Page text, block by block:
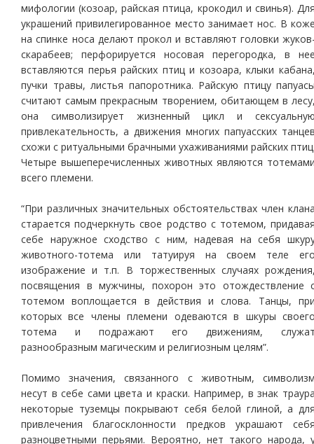
мифологии (козоар, райская птица, крокодил и свинья).
украшений привилегированное место занимает нос. В
на спинке носа делают прокол и вставляют головки
скарабеев; перфорируется носовая перегородка, в
вставляются перья райских птиц и козоара, клыки
пучки травы, листья папоротника. Райскую птицу
считают самым прекрасным творением, обитающем в
она символизирует жизненный цикл и
привлекательность, а движения многих папуасских
схожи с ритуальными брачными ухаживаниями райских
Четыре вышеперечисленных животных являются
всего племени.
“При различных значительных обстоятельствах член
старается подчеркнуть свое родство с тотемом,
себе наружное сходство с ним, надевая на себя
животного-тотема или татуируя на своем теле
изображение и т.п. В торжественных случаях
посвящения в мужчины, похорон это отождествление
тотемом воплощается в действия и слова. Танцы,
которых все члены племени одеваются в шкуры
тотема и подражают его движениям,
разнообразным магическим и религиозным целям”.
Помимо значения, связанного с животным,
несут в себе сами цвета и краски. Например, в знак
некоторые туземцы покрывают себя белой глиной, а
привлечения благосклонности предков украшают
разноцветными перьями. Вероятно, нет такого народа,